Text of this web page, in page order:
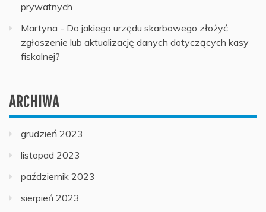
prywatnych
Martyna - Do jakiego urzędu skarbowego złożyć
zgłoszenie lub aktualizację danych dotyczących kasy
fiskalnej?
ARCHIWA
grudzień 2023
listopad 2023
październik 2023
sierpień 2023